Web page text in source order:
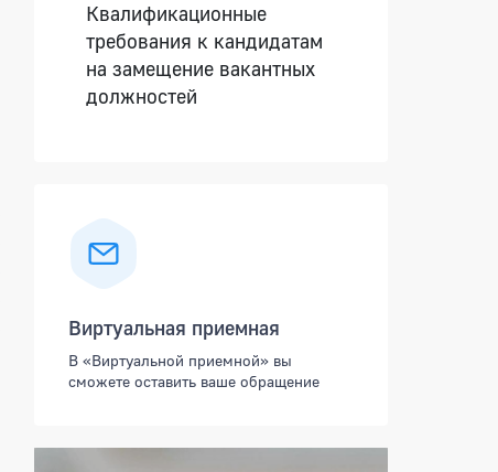
Квалификационные
требования к кандидатам
на замещение вакантных
должностей
Виртуальная приемная
В «Виртуальной приемной» вы
сможете оставить ваше обращение